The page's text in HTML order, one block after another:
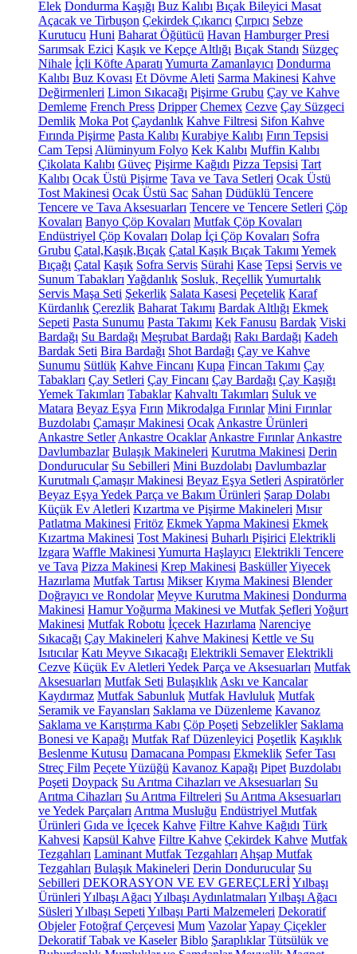
Elek Dondurma Kaşığı Buz Kalıbı Bıçak Bileyici Masat
Açacak ve Tirbuşon Çekirdek Çıkarıcı Çırpıcı Sebze
Kurutucu Huni Baharat Öğütücü Havan Hamburger Presi
Sarımsak Ezici Kaşık ve Kepçe Altlığı Bıçak Standı Süzgeç
Nihale İçli Köfte Aparatı Yumurta Zamanlayıcı Dondurma
Kalıbı Buz Kovası Et Dövme Aleti Sarma Makinesi Kahve
Değirmenleri Limon Sıkacağı Pişirme Grubu Çay ve Kahve
Demleme French Press Dripper Chemex Cezve Çay Süzgeci
Demlik Moka Pot Çaydanlık Kahve Filtresi Sifon Kahve
Fırında Pişirme Pasta Kalıbı Kurabiye Kalıbı Fırın Tepsisi
Cam Tepsi Alüminyum Folyo Kek Kalıbı Muffin Kalıbı
Çikolata Kalıbı Güveç Pişirme Kağıdı Pizza Tepsisi Tart
Kalıbı Ocak Üstü Pişirme Tava ve Tava Setleri Ocak Üstü
Tost Makinesi Ocak Üstü Sac Sahan Düdüklü Tencere
Tencere ve Tava Aksesuarları Tencere ve Tencere Setleri Çöp
Kovaları Banyo Çöp Kovaları Mutfak Çöp Kovaları
Endüstriyel Çöp Kovaları Dolap İçi Çöp Kovaları Sofra
Grubu Çatal,Kaşık,Bıçak Çatal Kaşık Bıçak Takımı Yemek
Bıçağı Çatal Kaşık Sofra Servis Sürahi Kase Tepsi Servis ve
Sunum Tabakları Yağdanlık Sosluk, ReçellikYumurtalık
Servis Maşa Seti Şekerlik Salata Kasesi Peçetelik Karaf
Kürdanlık Çerezlik Baharat Takımı Bardak Altlığı Ekmek
Sepeti Pasta Sunumu Pasta Takımı Kek Fanusu Bardak Viski
Bardağı Su Bardağı Meşrubat Bardağı Rakı Bardağı Kadeh
Bardak Seti Bira Bardağı Shot Bardağı Çay ve Kahve
Sunumu Sütlük Kahve Fincanı Kupa Fincan Takımı Çay
Tabakları Çay Setleri Çay Fincanı Çay Bardağı Çay Kaşığı
Yemek Takımları Tabaklar Kahvaltı Takımları Suluk ve
Matara Beyaz Eşya Fırın Mikrodalga Fırınlar Mini Fırınlar
Buzdolabı Çamaşır Makinesi Ocak Ankastre Ürünleri
Ankastre Setler Ankastre Ocaklar Ankastre Fırınlar Ankastre
Davlumbazlar Bulaşık Makineleri Kurutma Makinesi Derin
Dondurucular Su Sebilleri Mini Buzdolabı Davlumbazlar
Kurutmalı Çamaşır Makinesi Beyaz Eşya Setleri Aspiratörler
Beyaz Eşya Yedek Parça ve Bakım Ürünleri Şarap Dolabı
Küçük Ev Aletleri Kızartma ve Pişirme Makineleri Mısır
Patlatma Makinesi Fritöz Ekmek Yapma Makinesi Ekmek
Kızartma Makinesi Tost Makinesi Buharlı Pişirici Elektrikli
Izgara Waffle Makinesi Yumurta Haşlayıcı Elektrikli Tencere
ve Tava Pizza Makinesi Krep Makinesi BasküllerYiyecek
Hazırlama Mutfak Tartısı Mikser Kıyma Makinesi Blender
Doğrayıcı ve Rondolar Meyve Kurutma Makinesi Dondurma
Makinesi Hamur Yoğurma Makinesi ve Mutfak Şefleri Yoğurt
Makinesi Mutfak Robotu İçecek Hazırlama Narenciye
Sıkacağı Çay Makineleri Kahve Makinesi Kettle ve Su
Isıtıcılar Katı Meyve Sıkacağı Elektrikli Semaver Elektrikli
Cezve Küçük Ev Aletleri Yedek Parça ve Aksesuarları Mutfak
Aksesuarları Mutfak Seti Bulaşıklık Askı ve Kancalar
Kaydırmaz Mutfak Sabunluk Mutfak Havluluk Mutfak
Seramik ve Fayansları Saklama ve Düzenleme Kavanoz
Saklama ve Karıştırma Kabı Çöp Poşeti Sebzelikler Saklama
Bonesi ve Kapağı Mutfak Raf Düzenleyici Poşetlik Kaşıklık
Beslenme Kutusu Damacana Pompası Ekmeklik Sefer Tası
Streç Film Peçete Yüzüğü Kavanoz Kapağı Pipet Buzdolabı
Poşeti Doypack Su Arıtma Cihazları ve Aksesuarları Su
Arıtma Cihazları Su Arıtma Filtreleri Su Arıtma Aksesuarları
ve Yedek Parçaları Arıtma Musluğu Endüstriyel Mutfak
Ürünleri Gıda ve İçecek Kahve Filtre Kahve Kağıdı Türk
Kahvesi Kapsül Kahve Filtre Kahve Çekirdek Kahve Mutfak
Tezgahları Laminant Mutfak Tezgahları Ahşap Mutfak
Tezgahları Bulaşık Makineleri Derin Dondurucular Su
Sebilleri DEKORASYON VE EV GEREÇLERİYılbaşı
Ürünleri Yılbaşı Ağacı Yılbaşı Aydınlatmaları Yılbaşı Ağacı
Süsleri Yılbaşı Sepeti Yılbaşı Parti Malzemeleri Dekoratif
Objeler Fotoğraf Çerçevesi Mum VazolarYapay Çiçekler
Dekoratif Tabak ve Kaseler Biblo Şaraplıklar Tütsülük ve